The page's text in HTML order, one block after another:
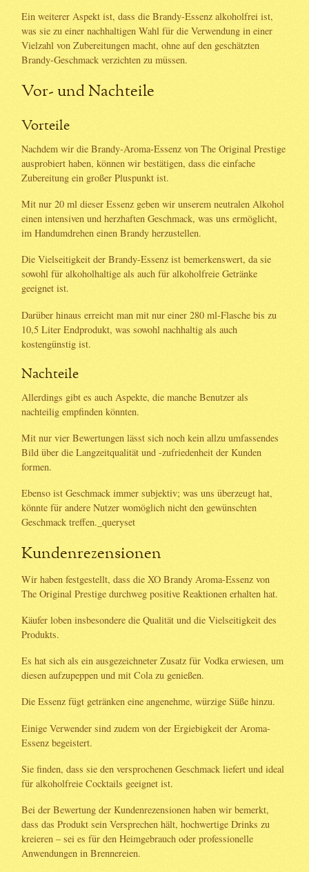
Ein weiterer Aspekt ist, dass die Brandy-Essenz alkoholfrei ist,
was sie zu einer nachhaltigen Wahl für die Verwendung in einer
Vielzahl von Zubereitungen macht, ohne auf den geschätzten
Brandy-Geschmack verzichten zu müssen.
Vor- und Nachteile
Vorteile
Nachdem wir die Brandy-Aroma-Essenz von The Original Prestige
ausprobiert haben, können wir bestätigen, dass die einfache
Zubereitung ein großer Pluspunkt ist.
Mit nur 20 ml dieser Essenz geben wir unserem neutralen Alkohol
einen intensiven und herzhaften Geschmack, was uns ermöglicht,
im Handumdrehen einen Brandy herzustellen.
Die Vielseitigkeit der Brandy-Essenz ist bemerkenswert, da sie
sowohl für alkoholhaltige als auch für alkoholfreie Getränke
geeignet ist.
Darüber hinaus erreicht man mit nur einer 280 ml-Flasche bis zu
10,5 Liter Endprodukt, was sowohl nachhaltig als auch
kostengünstig ist.
Nachteile
Allerdings gibt es auch Aspekte, die manche Benutzer als
nachteilig empfinden könnten.
Mit nur vier Bewertungen lässt sich noch kein allzu umfassendes
Bild über die Langzeitqualität und -zufriedenheit der Kunden
formen.
Ebenso ist Geschmack immer subjektiv; was uns überzeugt hat,
könnte für andere Nutzer womöglich nicht den gewünschten
Geschmack treffen._queryset
Kundenrezensionen
Wir haben festgestellt, dass die XO Brandy Aroma-Essenz von
The Original Prestige durchweg positive Reaktionen erhalten hat.
Käufer loben insbesondere die Qualität und die Vielseitigkeit des
Produkts.
Es hat sich als ein ausgezeichneter Zusatz für Vodka erwiesen, um
diesen aufzupeppen und mit Cola zu genießen.
Die Essenz fügt getränken eine angenehme, würzige Süße hinzu.
Einige Verwender sind zudem von der Ergiebigkeit der Aroma-
Essenz begeistert.
Sie finden, dass sie den versprochenen Geschmack liefert und ideal
für alkoholfreie Cocktails geeignet ist.
Bei der Bewertung der Kundenrezensionen haben wir bemerkt,
dass das Produkt sein Versprechen hält, hochwertige Drinks zu
kreieren – sei es für den Heimgebrauch oder professionelle
Anwendungen in Brennereien.